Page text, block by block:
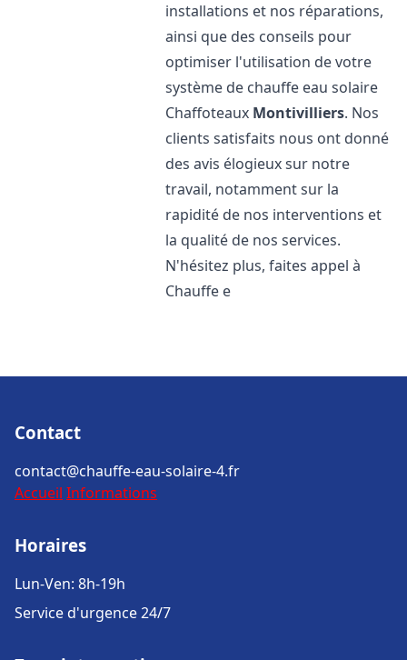
installations et nos réparations,
ainsi que des conseils pour
optimiser l'utilisation de votre
système de chauffe eau solaire
Chaffoteaux Montivilliers. Nos
clients satisfaits nous ont donné
des avis élogieux sur notre
travail, notamment sur la
rapidité de nos interventions et
la qualité de nos services.
N'hésitez plus, faites appel à
Chauffe e
Contact
contact@chauffe-eau-solaire-4.fr
Accueil Informations
Horaires
Lun-Ven: 8h-19h
Service d'urgence 24/7